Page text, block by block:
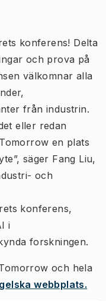
konferens! Delta
och prova på
välkomnar alla
från industrin.
eller redan
en plats
säger Fang Liu,
och
konferens,
i
forskningen.
och hela
webbplats.